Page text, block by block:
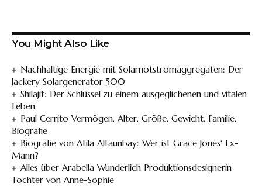
You Might Also Like
Nachhaltige Energie mit Solarnotstromaggregaten: Der
Jackery Solargenerator 500
Shilajit: Der Schlüssel zu einem ausgeglichenen und vitalen
Leben
Paul Cerrito Vermögen, Alter, Größe, Gewicht, Familie,
Biografie
Biografie von Atila Altaunbay: Wer ist Grace Jones‘ Ex-
Mann?
Alles über Arabella Wunderlich Produktionsdesignerin
Tochter von Anne-Sophie